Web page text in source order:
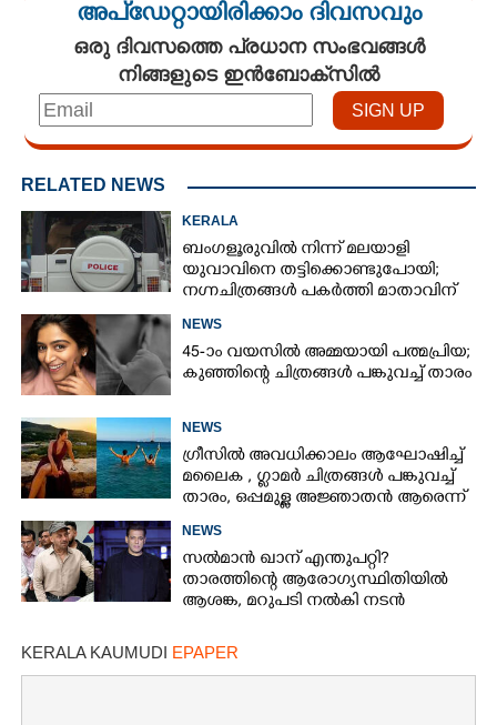
അപ്ഡേറ്റായിരിക്കാം ദിവസവും
ഒരു ദിവസത്തെ പ്രധാന സംഭവങ്ങൾ
നിങ്ങളുടെ ഇൻബോക്സിൽ
RELATED NEWS
KERALA
ബംഗളൂരുവിൽ നിന്ന് മലയാളി
യുവാവിനെ തട്ടിക്കൊണ്ടുപോയി;
നഗ്നചിത്രങ്ങൾ പകർത്തി മാതാവിന്
അയച്ചു
NEWS
45-ാം വയസിൽ അമ്മയായി പത്മപ്രിയ;
കുഞ്ഞിന്റെ ചിത്രങ്ങൾ പങ്കുവച്ച് താരം
NEWS
ഗ്രീസിൽ അവധിക്കാലം ആഘോഷിച്ച്
മലൈക ,​ ഗ്ലാമർ ചിത്രങ്ങൾ പങ്കുവച്ച്
താരം,​ ഒപ്പമുള്ള അജ്ഞാതൻ ആരെന്ന്
ആരാധകർ
NEWS
സൽമാൻ ഖാന് എന്തുപറ്റി?
താരത്തിന്റെ ആരോഗ്യസ്ഥിതിയിൽ
ആശങ്ക, മറുപടി നൽകി നടൻ
KERALA KAUMUDI EPAPER